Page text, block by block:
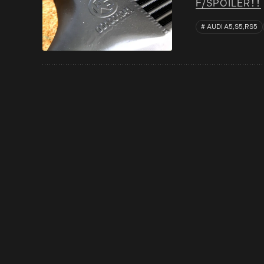
F/SPOILER！！
AUDI A5,S5,RS5